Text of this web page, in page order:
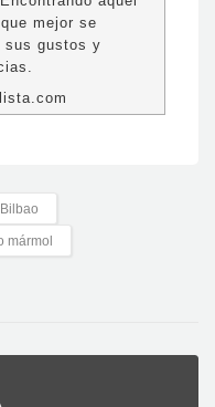
mejor se
sus gustos y
mármol